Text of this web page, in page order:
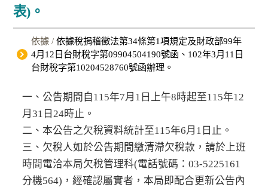
表)。
依據 / 依據稅捐稽徵法第34條第1項規定及財政部99年
4月12日台財稅字第09904504190號函、102年3月11日
台財稅字第10204528760號函辦理。
一、公告期間自115年7月1日上午8時起至115年12
月31日24時止。
二、本公告之欠稅資料統計至115年6月1日止。
三、欠稅人如於公告期間繳清滯欠稅款，請於上班
時間電洽本局欠稅管理科(電話號碼：03-5225161
分機564)，經確認屬實者，本局即配合更新公告內